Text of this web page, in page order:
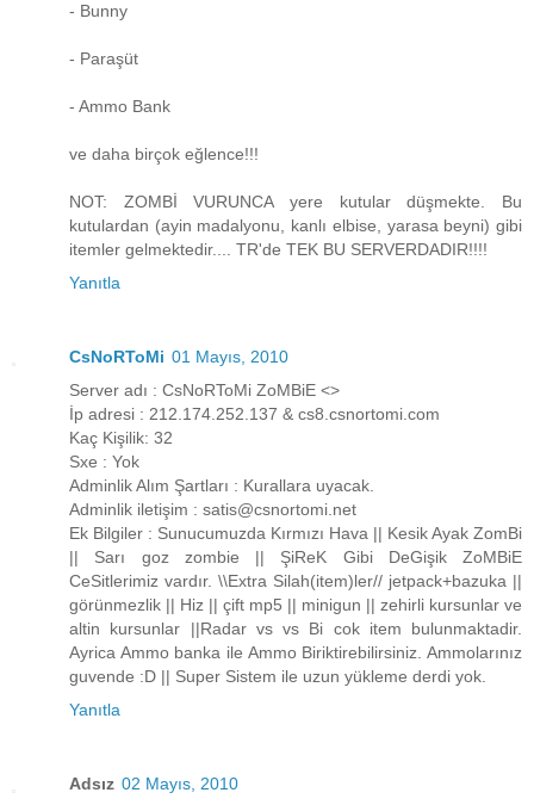
- Bunny
- Paraşüt
- Ammo Bank
ve daha birçok eğlence!!!
NOT: ZOMBİ VURUNCA yere kutular düşmekte. Bu
kutulardan (ayin madalyonu, kanlı elbise, yarasa beyni) gibi
itemler gelmektedir.... TR'de TEK BU SERVERDADIR!!!!
Yanıtla
CsNoRToMi 01 Mayıs, 2010
Server adı : CsNoRToMi ZoMBiE <>
İp adresi : 212.174.252.137 & cs8.csnortomi.com
Kaç Kişilik: 32
Sxe : Yok
Adminlik Alım Şartları : Kurallara uyacak.
Adminlik iletişim : satis@csnortomi.net
Ek Bilgiler : Sunucumuzda Kırmızı Hava || Kesik Ayak ZomBi
|| Sarı goz zombie || ŞiReK Gibi DeGişik ZoMBiE
CeSitlerimiz vardır. \\Extra Silah(item)ler// jetpack+bazuka ||
görünmezlik || Hiz || çift mp5 || minigun || zehirli kursunlar ve
altin kursunlar ||Radar vs vs Bi cok item bulunmaktadir.
Ayrica Ammo banka ile Ammo Biriktirebilirsiniz. Ammolarınız
guvende :D || Super Sistem ile uzun yükleme derdi yok.
Yanıtla
Adsız 02 Mayıs, 2010